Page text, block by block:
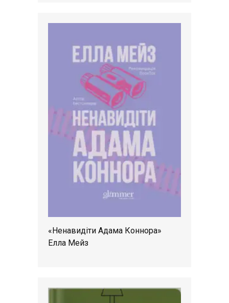
«Ненавидіти Адама Коннора»
Елла Мейз